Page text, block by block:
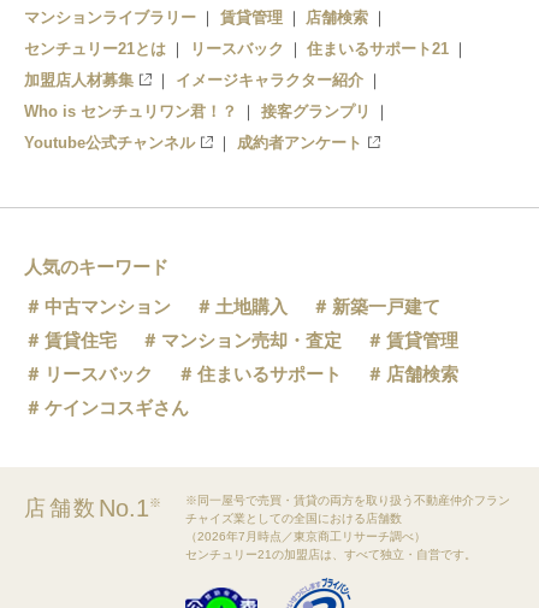
マンションライブラリー
賃貸管理
店舗検索
センチュリー21とは
リースバック
住まいるサポート21
加盟店人材募集
イメージキャラクター紹介
Who is センチュリワン君！？
接客グランプリ
Youtube公式チャンネル
成約者アンケート
人気のキーワード
中古マンション
土地購入
新築一戸建て
賃貸住宅
マンション売却・査定
賃貸管理
リースバック
住まいるサポート
店舗検索
ケインコスギさん
店舗数 No.1※
※同一屋号で売買・賃貸の両方を取り扱う不動産仲介フラン
チャイズ業としての全国における店舗数
（2026年7月時点／東京商工リサーチ調べ）
センチュリー21の加盟店は、すべて独立・自営です。